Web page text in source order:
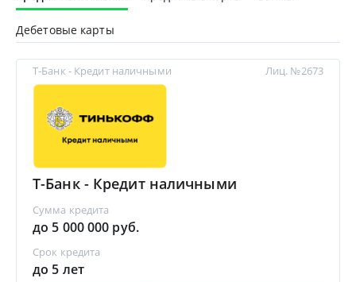
Дебетовые карты
Т-Банк - Кредит наличными
Т-Банк - Кредит наличными
Сумма кредита
до 5 000 000 руб.
Срок кредита
до 5 лет
Лиц. №2673